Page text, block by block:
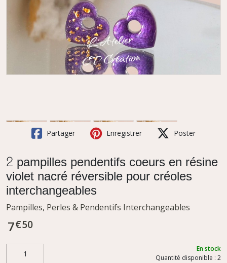
Partager Enregistrer Poster
2 pampilles pendentifs coeurs en résine
violet nacré réversible pour créoles
interchangeables
Pampilles, Perles & Pendentifs Interchangeables
7€50
En stock
Quantité disponible : 2